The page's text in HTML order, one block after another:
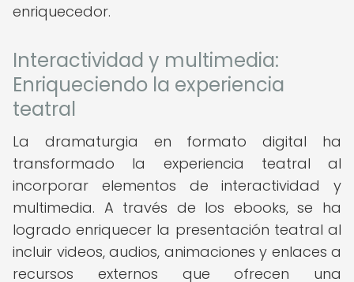
enriquecedor.
Interactividad y multimedia:
Enriqueciendo la experiencia
teatral
La dramaturgia en formato digital ha
transformado la experiencia teatral al
incorporar elementos de interactividad y
multimedia. A través de los ebooks, se ha
logrado enriquecer la presentación teatral al
incluir videos, audios, animaciones y enlaces a
recursos externos que ofrecen una